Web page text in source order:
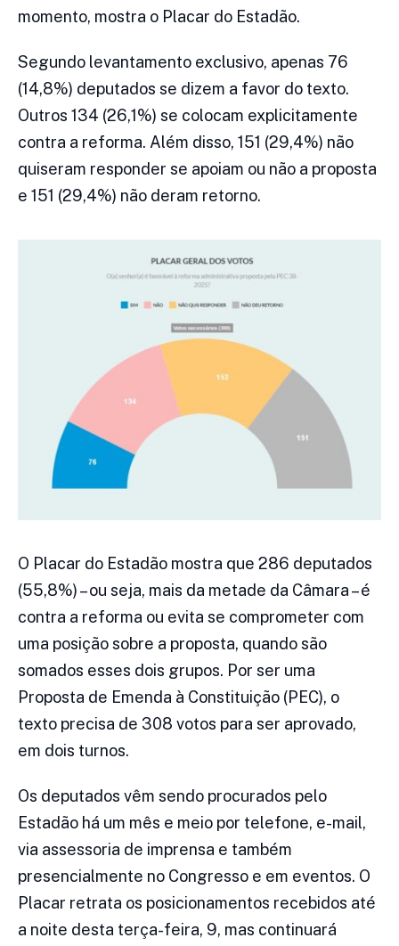
momento, mostra o Placar do Estadão.
Segundo levantamento exclusivo, apenas 76
(14,8%) deputados se dizem a favor do texto.
Outros 134 (26,1%) se colocam explicitamente
contra a reforma. Além disso, 151 (29,4%) não
quiseram responder se apoiam ou não a proposta
e 151 (29,4%) não deram retorno.
O Placar do Estadão mostra que 286 deputados
(55,8%) – ou seja, mais da metade da Câmara – é
contra a reforma ou evita se comprometer com
uma posição sobre a proposta, quando são
somados esses dois grupos. Por ser uma
Proposta de Emenda à Constituição (PEC), o
texto precisa de 308 votos para ser aprovado,
em dois turnos.
Os deputados vêm sendo procurados pelo
Estadão há um mês e meio por telefone, e-mail,
via assessoria de imprensa e também
presencialmente no Congresso e em eventos. O
Placar retrata os posicionamentos recebidos até
a noite desta terça-feira, 9, mas continuará